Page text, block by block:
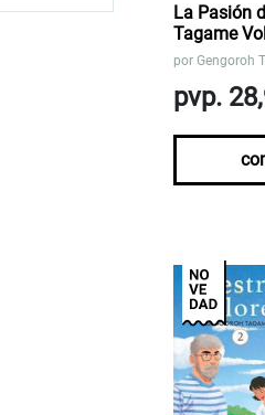
La Pasión
Tagame
por Gengoroh
pvp.